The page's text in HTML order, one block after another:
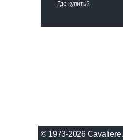
Где купить?
© 1973-2026 Сavaliere.